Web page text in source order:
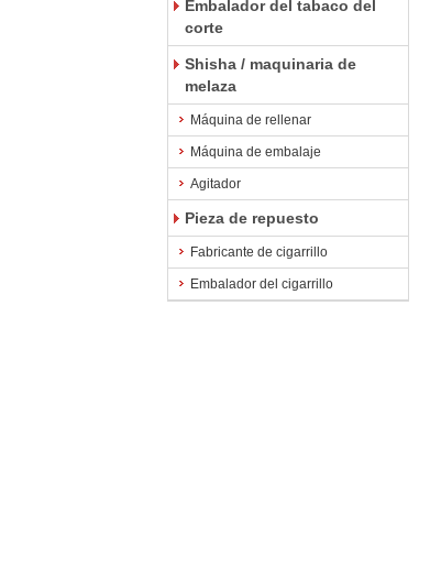
Embalador del tabaco del
corte
Shisha / maquinaria de
melaza
Máquina de rellenar
Máquina de embalaje
Agitador
Pieza de repuesto
Fabricante de cigarrillo
Embalador del cigarrillo